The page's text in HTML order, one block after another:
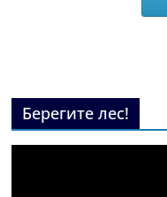
Берегите лес!